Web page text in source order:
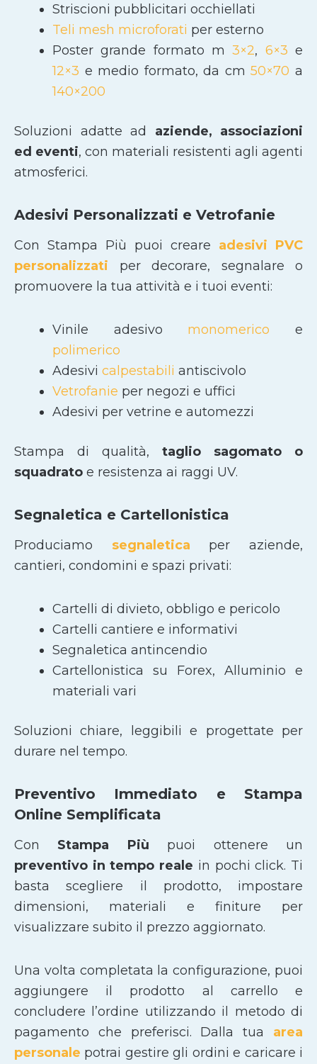
Striscioni pubblicitari occhiellati
Teli mesh microforati per esterno
Poster grande formato m3×2, 6×3 e
12×3 e medio formato, da cm50×70 a
140×200
Soluzioni adatte ad aziende, associazioni
ed eventi, con materiali resistenti agli agenti
atmosferici.
Adesivi Personalizzati e Vetrofanie
Con Stampa Più puoi creare adesivi PVC
personalizzati per decorare, segnalare o
promuovere la tua attività e i tuoi eventi:
Vinile adesivo monomerico e
polimerico
Adesivi calpestabili antiscivolo
Vetrofanie per negozi e uffici
Adesivi per vetrine e automezzi
Stampa di qualità, taglio sagomato
o
squadrato e resistenza ai raggi UV.
Segnaletica e Cartellonistica
Produciamo segnaletica per aziende,
cantieri, condomini e spazi privati:
Cartelli di divieto, obbligo e pericolo
Cartelli cantiere e informativi
Segnaletica antincendio
Cartellonistica su Forex, Alluminio e
materiali vari
Soluzioni chiare, leggibili e progettate per
durare nel tempo.
Preventivo Immediato e Stampa
Online Semplificata
Con Stampa Più puoi ottenere un
preventivo in tempo reale in pochi click. Ti
basta scegliere il prodotto, impostare
dimensioni, materiali e finiture per
visualizzare subito il prezzo aggiornato.
Una volta completata la configurazione, puoi
aggiungere il prodotto al carrello e
concludere l’ordine utilizzando il metodo di
pagamento che preferisci. Dalla tua area
personale potrai gestire gli ordini e caricare i